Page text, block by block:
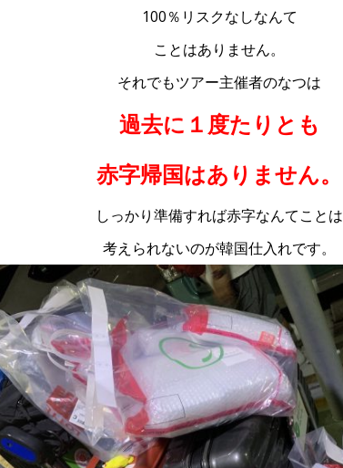
100％リスクなしなんて
ことはありません。
それでもツアー主催者のなつは
過去に１度たりとも
赤字帰国はありません。
しっかり準備すれば赤字なんてことは
考えられないのが韓国仕入れです。